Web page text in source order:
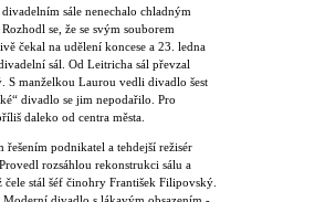
sále nenechalo chladným
se, že se svým souborem
čekal na udělení koncese a 23. ledna
sál. Od Leitricha sál převzal
S manželkou Laurou vedli divadlo šest
divadlo se jim nepodařilo. Pro
daleko od centra města.
řešením podnikatel a tehdejší režisér
rozsáhlou rekonstrukci sálu a
stál šéf činohry František Filipovský.